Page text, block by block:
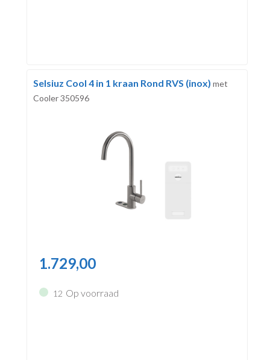
Selsiuz Cool 4 in 1 kraan Rond RVS (inox) met
Cooler 350596
1.729,00
12 Op voorraad